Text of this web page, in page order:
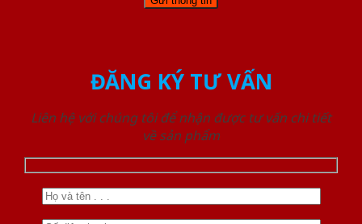
ĐĂNG KÝ TƯ VẤN
Liên hệ với chúng tôi để nhận được tư vấn chi tiết
về sản phẩm